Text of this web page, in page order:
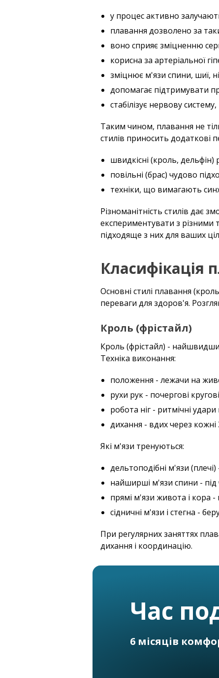
у процес активно
плавання дозволено за
воно сприяє зміцненню
корисна за артеріальної
зміцнює м'язи спини, шиї,
допомагає підтримувати
стабілізує нервову
Таким чином, плавання не
стилів приносить додаткові
швидкісні (кроль,
повільні (брас) чудово
техніки, що вимагають
Різноманітність стилів дає
експериментувати з різними
підходяще з них для ваших
Класифікація
Основні стилі плавання
переваги для здоров'я.
Кроль (фрістайл)
Кроль (фрістайл) -
Техніка виконання:
положення - лежачи на
рухи рук - почергові
робота ніг - ритмічні
дихання - вдих через
Які м'язи тренуються:
дельтоподібні м'язи (плечі)
найширші м'язи спини -
прямі м'язи живота і кора -
сідничні м'язи і стегна -
При регулярних заняттях
дихання і координацію.
Час
6 місяців